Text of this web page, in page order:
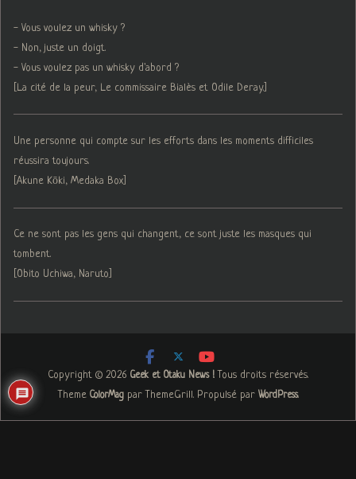
- Vous voulez un whisky ?
- Non, juste un doigt.
- Vous voulez pas un whisky d'abord ?
[La cité de la peur, Le commissaire Bialès et Odile Deray.]
Une personne qui compte sur les efforts dans les moments difficiles
réussira toujours.
[Akune Kōki, Medaka Box]
Ce ne sont pas les gens qui changent, ce sont juste les masques qui
tombent.
[Obito Uchiwa, Naruto]
Copyright © 2026 Geek et Otaku News !. Tous droits réservés.
Theme ColorMagpar ThemeGrill. Propulsé par WordPress.